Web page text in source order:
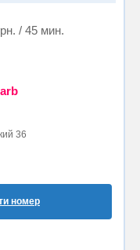
/ 45 мин.
36
номер